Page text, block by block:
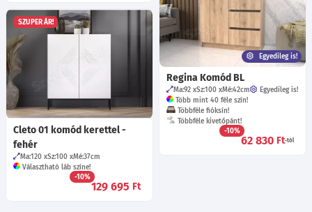
Egyedileg is!
Regina Komód BL
Ma:92 Sz:100 Mé:42cm
Egyedileg is!
Több mint 40 féle szín!
Többféle fióksín!
Többféle kivetőpánt!
-10%
62 830 Ft-tól
SZUPER ÁR!
Cleto 01 komód kerettel -
fehér
Ma:120 Sz:100 Mé:37cm
Választható láb színe!
-10%
129 695 Ft